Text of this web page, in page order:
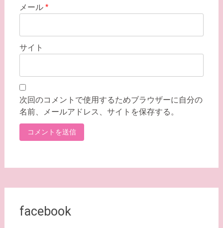
メール *
サイト
次回のコメントで使用するためブラウザーに自分の
名前、メールアドレス、サイトを保存する。
facebook